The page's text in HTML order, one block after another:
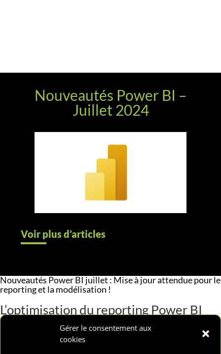
Gérer le consentement aux
cookies
Nouveautés Power BI –
Juillet 2024
Voir plus d’articles
Nouveautés Power BI juillet : Mise à jour attendue pour le
reporting et la modélisation !
L’optimisation du reporting Power BI
Vous connaissez sûrement les calques de références pour
les cartes géographiques, tels que GeoJSONet Shapefiles